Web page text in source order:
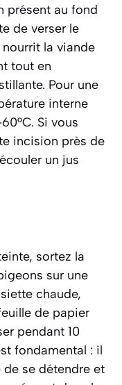
présent au fond
de verser le
nourrit la viande
tout en
Pour une
interne
Si vous
incision près de
un jus
sortez la
sur une
chaude,
de papier
pendant 10
fondamental : il
se détendre et